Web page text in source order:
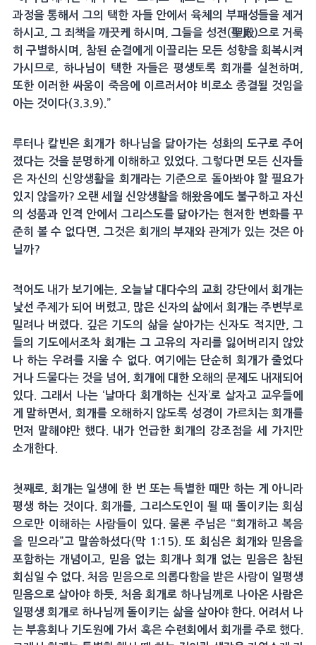
과정을 통해서 그의 택한 자들 안에서 육체의 부패성들을 제거
하시고, 그 죄책을 깨끗케 하시며, 그들을 성전(聖殿)으로 거룩
히 구별하시며, 참된 순결에게 이끌리는 모든 성향을 회복시켜
가시므로, 하나님이 택한 자들은 평생토록 회개를 실천하며,
또한 이러한 싸움이 죽음에 이르러서야 비로소 종결될 것임을
아는 것이다(3.3.9).”
루터나 칼빈은 회개가 하나님을 닮아가는 성화의 도구로 주어
졌다는 것을 분명하게 이해하고 있었다. 그렇다면 모든 신자들
은 자신의 신앙생활을 회개라는 기준으로 돌아봐야 할 필요가
있지 않을까? 오랜 세월 신앙생활을 해왔음에도 불구하고 자신
의 성품과 인격 안에서 그리스도를 닮아가는 현저한 변화를 꾸
준히 볼 수 없다면, 그것은 회개의 부재와 관계가 있는 것은 아
닐까?
적어도 내가 보기에는, 오늘날 대다수의 교회 강단에서 회개는
낯선 주제가 되어 버렸고, 많은 신자의 삶에서 회개는 주변부로
밀려나 버렸다. 깊은 기도의 삶을 살아가는 신자도 적지만, 그
들의 기도에서조차 회개는 그 고유의 자리를 잃어버리지 않았
나 하는 우려를 지울 수 없다. 여기에는 단순히 회개가 줄었다
거나 드물다는 것을 넘어, 회개에 대한 오해의 문제도 내재되어
있다. 그래서 나는 ‘날마다 회개하는 신자’로 살자고 교우들에
게 말하면서, 회개를 오해하지 않도록 성경이 가르치는 회개를
먼저 말해야만 했다. 내가 언급한 회개의 강조점을 세 가지만
소개한다.
첫째로, 회개는 일생에 한 번 또는 특별한 때만 하는 게 아니라
평생 하는 것이다. 회개를, 그리스도인이 될 때 돌이키는 회심
으로만 이해하는 사람들이 있다. 물론 주님은 “회개하고 복음
을 믿으라”고 말씀하셨다(막 1:15). 또 회심은 회개와 믿음을
포함하는 개념이고, 믿음 없는 회개나 회개 없는 믿음은 참된
회심일 수 없다. 처음 믿음으로 의롭다함을 받은 사람이 일평생
믿음으로 살아야 하듯, 처음 회개로 하나님께로 나아온 사람은
일평생 회개로 하나님께 돌이키는 삶을 살아야 한다. 어려서 나
는 부흥회나 기도원에 가서 혹은 수련회에서 회개를 주로 했다.